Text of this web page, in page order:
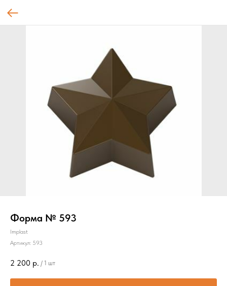
Форма № 593
Implast
Артикул: 593
2 200 р. / 1 шт